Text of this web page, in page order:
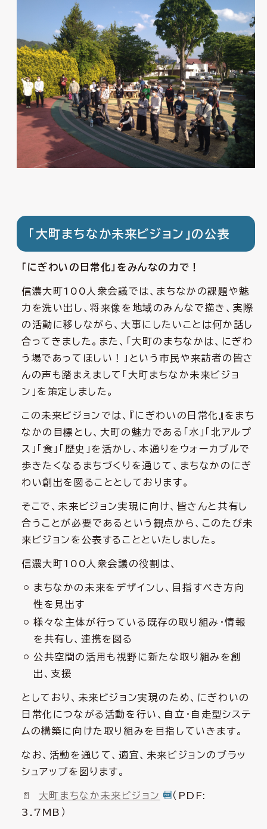
「大町まちなか未来ビジョン」の公表
「にぎわいの日常化」をみんなの力で！
信濃大町100人衆会議では、まちなかの課題や魅
力を洗い出し、将来像を地域のみんなで描き、実際
の活動に移しながら、大事にしたいことは何か話し
合ってきました。また、「大町のまちなかは、にぎわ
う場であってほしい！」という市民や来訪者の皆さ
んの声も踏まえまして「大町まちなか未来ビジョ
ン」を策定しました。
この未来ビジョンでは、『にぎわいの日常化』をまち
なかの目標とし、大町の魅力である「水」「北アルプ
ス」「食」「歴史」を活かし、本通りをウォーカブルで
歩きたくなるまちづくりを通じて、まちなかのにぎ
わい創出を図ることとしております。
そこで、未来ビジョン実現に向け、皆さんと共有し
合うことが必要であるという観点から、このたび未
来ビジョンを公表することといたしました。
信濃大町100人衆会議の役割は、
まちなかの未来をデザインし、目指すべき方向
性を見出す
様々な主体が行っている既存の取り組み・情報
を共有し、連携を図る
公共空間の活用も視野に新たな取り組みを創
出、支援
としており、未来ビジョン実現のため、にぎわいの
日常化につながる活動を行い、自立・自走型システ
ムの構築に向けた取り組みを目指していきます。
なお、活動を通じて、適宜、未来ビジョンのブラッ
シュアップを図ります。
大町まちなか未来ビジョン
（PDF:
3.7MB）